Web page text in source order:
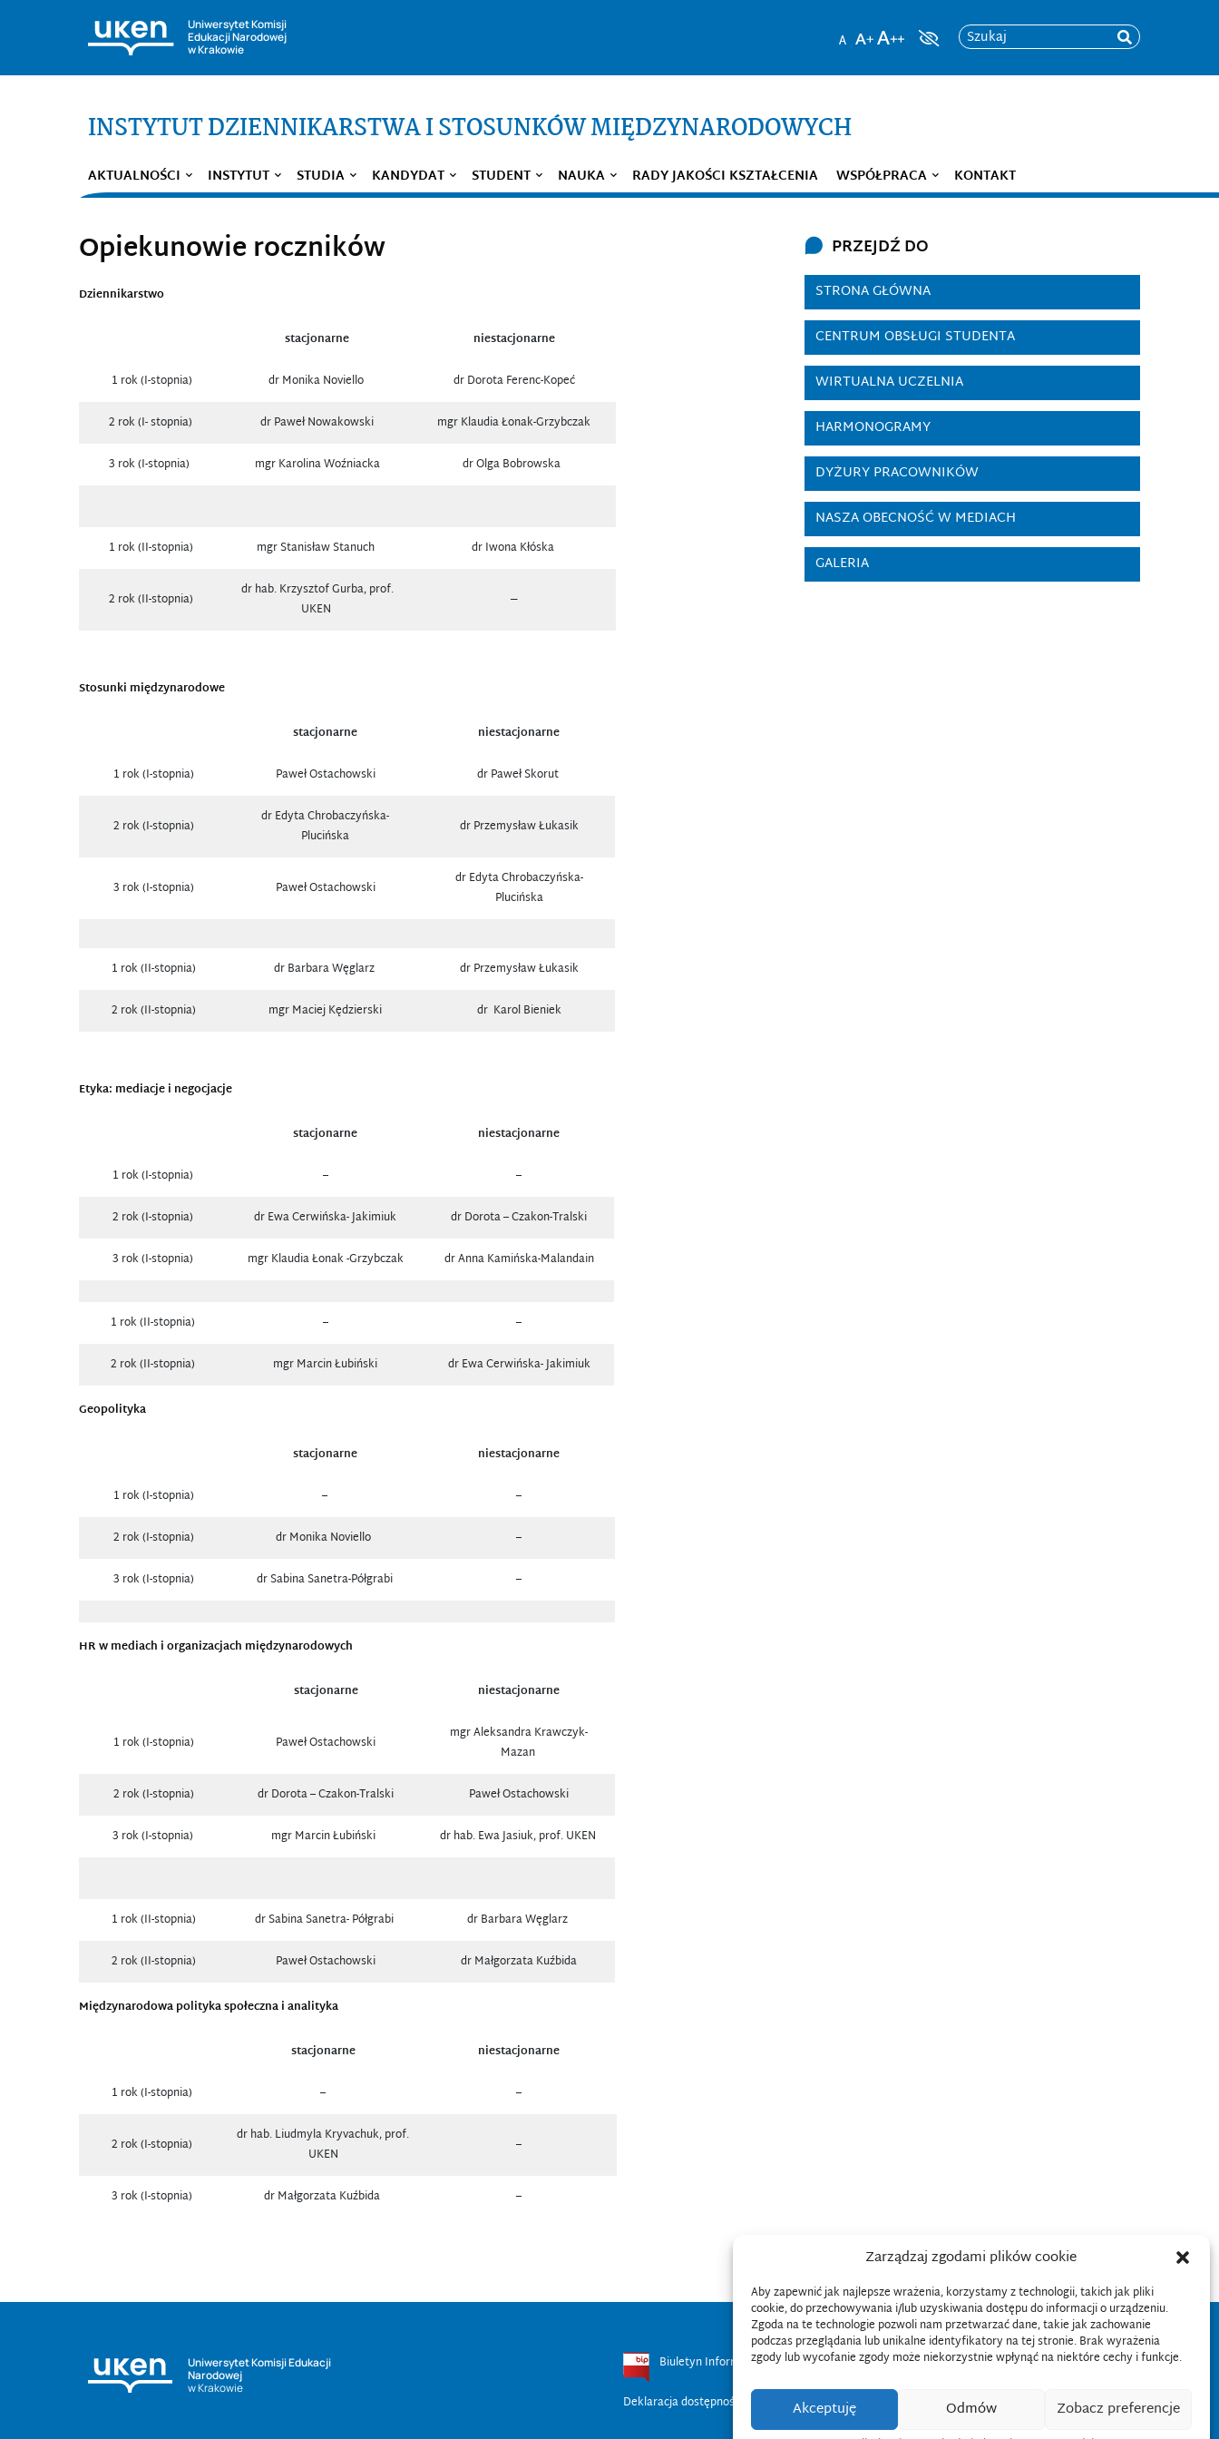
Zarządzaj zgodami plików cookie
Aby zapewnić jak najlepsze wrażenia, korzystamy z technologii, takich jak pliki
cookie, do przechowywania i/lub uzyskiwania dostępu do informacji o urządzeniu.
Zgoda na te technologie pozwoli nam przetwarzać dane, takie jak zachowanie
podczas przeglądania lub unikalne identyfikatory na tej stronie. Brak wyrażenia
zgody lub wycofanie zgody może niekorzystnie wpłynąć na niektóre cechy i funkcje.
Akceptuję Odmów Zobacz preferencje
Uniwersytet Komisji
Edukacji Narodowej
w Krakowie
Szukaj
INSTYTUT DZIENNIKARSTWA I STOSUNKÓW MIĘDZYNARODOWYCH
AKTUALNOŚCI INSTYTUT STUDIA KANDYDAT STUDENT NAUKA RADY JAKOŚCI KSZTAŁCENIA WSPÓŁPRACA KONTAKT
Opiekunowie roczników
Dziennikarstwo
stacjonarne niestacjonarne
1 rok (I-stopnia) dr Monika Noviello dr Dorota Ferenc-Kopeć
2 rok (I- stopnia) dr Paweł Nowakowski mgr Klaudia Łonak-Grzybczak
3 rok (I-stopnia) mgr Karolina Woźniacka dr Olga Bobrowska
1 rok (II-stopnia) mgr Stanisław Stanuch dr Iwona Kłóska
2 rok (II-stopnia)
dr hab. Krzysztof Gurba, prof.
UKEN
–
Stosunki międzynarodowe
stacjonarne niestacjonarne
1 rok (I-stopnia) Paweł Ostachowski dr Paweł Skorut
2 rok (I-stopnia)
dr Edyta Chrobaczyńska-
Plucińska
dr Przemysław Łukasik
3 rok (I-stopnia) Paweł Ostachowski
dr Edyta Chrobaczyńska-
Plucińska
1 rok (II-stopnia) dr Barbara Węglarz dr Przemysław Łukasik
2 rok (II-stopnia) mgr Maciej Kędzierski dr Karol Bieniek
Etyka: mediacje i negocjacje
stacjonarne niestacjonarne
1 rok (I-stopnia) – –
2 rok (I-stopnia) dr Ewa Cerwińska- Jakimiuk dr Dorota – Czakon-Tralski
3 rok (I-stopnia) mgr Klaudia Łonak -Grzybczak dr Anna Kamińska-Malandain
1 rok (II-stopnia) – –
2 rok (II-stopnia) mgr Marcin Łubiński dr Ewa Cerwińska- Jakimiuk
Geopolityka
stacjonarne niestacjonarne
1 rok (I-stopnia) – –
2 rok (I-stopnia) dr Monika Noviello –
3 rok (I-stopnia) dr Sabina Sanetra-Półgrabi –
HR w mediach i organizacjach międzynarodowych
stacjonarne niestacjonarne
1 rok (I-stopnia) Paweł Ostachowski
mgr Aleksandra Krawczyk-
Mazan
2 rok (I-stopnia) dr Dorota – Czakon-Tralski Paweł Ostachowski
3 rok (I-stopnia) mgr Marcin Łubiński dr hab. Ewa Jasiuk, prof. UKEN
1 rok (II-stopnia) dr Sabina Sanetra- Półgrabi dr Barbara Węglarz
2 rok (II-stopnia) Paweł Ostachowski dr Małgorzata Kuźbida
Międzynarodowa polityka społeczna i analityka
stacjonarne niestacjonarne
1 rok (I-stopnia) – –
2 rok (I-stopnia)
dr hab. Liudmyla Kryvachuk, prof.
UKEN
–
3 rok (I-stopnia) dr Małgorzata Kuźbida –
PRZEJDŹ DO
STRONA GŁÓWNA
CENTRUM OBSŁUGI STUDENTA
WIRTUALNA UCZELNIA
HARMONOGRAMY
DYŻURY PRACOWNIKÓW
NASZA OBECNOŚĆ W MEDIACH
GALERIA
Uniwersytet Komisji Edukacji
Narodowej
w Krakowie
Biuletyn Informacji Publicznej
Deklaracja dostępności cyfrowej